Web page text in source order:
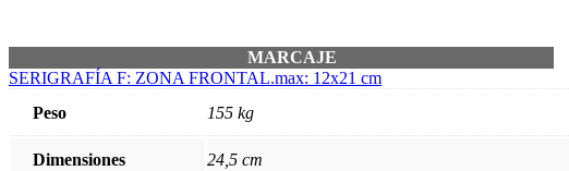
MARCAJE
SERIGRAFÍA F: ZONA FRONTAL.max: 12x21 cm
Peso
155 kg
Dimensiones 24,5 cm